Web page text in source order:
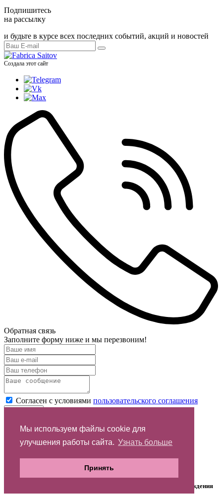
Мы используем файлы cookie для
улучшения работы сайта. Узнать больше
Принять
Подпишитесь
на рассылку
и будьте в курсе всех последних событий, акций и новостей
Создала этот сайт
Обратная связь
Заполните форму ниже и мы перезвоним!
Согласен с условиями пользовательского соглашения
Спасибо за обращение
запрос направлен менеджеру
На указанный email отправлено письмо со ссылкой для подтверждения